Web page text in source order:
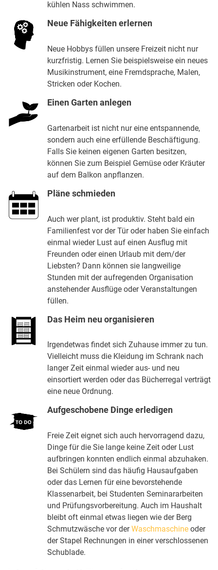
kühlen Nass schwimmen.
Neue Fähigkeiten erlernen
Neue Hobbys füllen unsere Freizeit nicht nur
kurzfristig. Lernen Sie beispielsweise ein neues
Musikinstrument, eine Fremdsprache, Malen,
Stricken oder Kochen.
Einen Garten anlegen
Gartenarbeit ist nicht nur eine entspannende,
sondern auch eine erfüllende Beschäftigung.
Falls Sie keinen eigenen Garten besitzen,
können Sie zum Beispiel Gemüse oder Kräuter
auf dem Balkon anpflanzen.
Pläne schmieden
Auch wer plant, ist produktiv. Steht bald ein
Familienfest vor der Tür oder haben Sie einfach
einmal wieder Lust auf einen Ausflug mit
Freunden oder einen Urlaub mit dem/der
Liebsten? Dann können sie langweilige
Stunden mit der aufregenden Organisation
anstehender Ausflüge oder Veranstaltungen
füllen.
Das Heim neu organisieren
Irgendetwas findet sich Zuhause immer zu tun.
Vielleicht muss die Kleidung im Schrank nach
langer Zeit einmal wieder aus- und neu
einsortiert werden oder das Bücherregal verträgt
eine neue Ordnung.
Aufgeschobene Dinge erledigen
Freie Zeit eignet sich auch hervorragend dazu,
Dinge für die Sie lange keine Zeit oder Lust
aufbringen konnten endlich einmal abzuhaken.
Bei Schülern sind das häufig Hausaufgaben
oder das Lernen für eine bevorstehende
Klassenarbeit, bei Studenten Seminararbeiten
und Prüfungsvorbereitung. Auch im Haushalt
bleibt oft einmal etwas liegen wie der Berg
Schmutzwäsche vor derWaschmaschineoder
der Stapel Rechnungen in einer verschlossenen
Schublade.